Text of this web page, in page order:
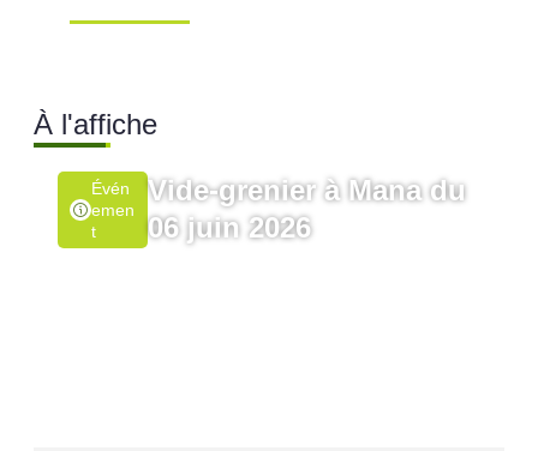
À l'affiche
Évén
Emen
T
Vide-grenier à Mana du
06 juin 2026